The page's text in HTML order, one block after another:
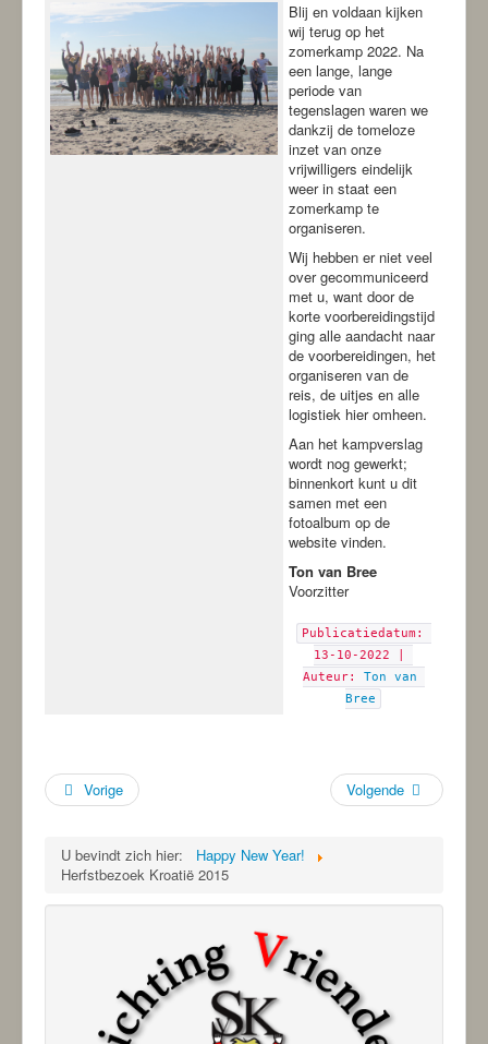
Blij en voldaan kijken
wij terug op het
zomerkamp 2022. Na
een lange, lange
periode van
tegenslagen waren we
dankzij de tomeloze
inzet van onze
vrijwilligers eindelijk
weer in staat een
zomerkamp te
organiseren.
Wij hebben er niet veel
over gecommuniceerd
met u, want door de
korte voorbereidingstijd
ging alle aandacht naar
de voorbereidingen, het
organiseren van de
reis, de uitjes en alle
logistiek hier omheen.
Aan het kampverslag
wordt nog gewerkt;
binnenkort kunt u dit
samen met een
fotoalbum op de
website vinden.
Ton van Bree
Voorzitter
Publicatiedatum:
13-10-2022 |
Auteur: Ton van
Bree
Vorige Volgende
U bevindt zich hier:
Happy New Year!
Herfstbezoek Kroatië 2015